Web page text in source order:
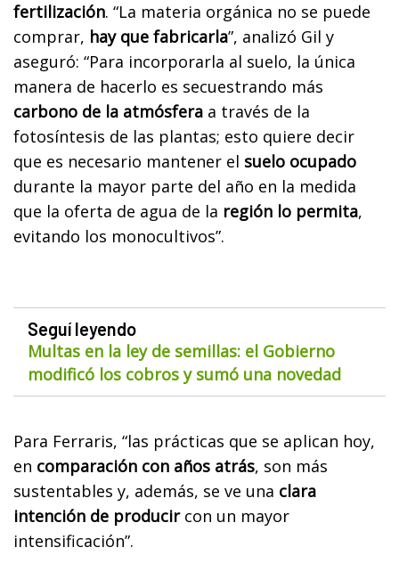
fertilización. “La materia orgánica no se puede
comprar, hay que fabricarla”, analizó Gil y
aseguró: “Para incorporarla al suelo, la única
manera de hacerlo es secuestrando más
carbono de la atmósfera a través de la
fotosíntesis de las plantas; esto quiere decir
que es necesario mantener el suelo ocupado
durante la mayor parte del año en la medida
que la oferta de agua de la región lo permita,
evitando los monocultivos”.
Seguí leyendo
Multas en la ley de semillas: el Gobierno
modificó los cobros y sumó una novedad
Para Ferraris, “las prácticas que se aplican hoy,
en comparación con años atrás, son más
sustentables y, además, se ve una clara
intención de producircon un mayor
intensificación”.